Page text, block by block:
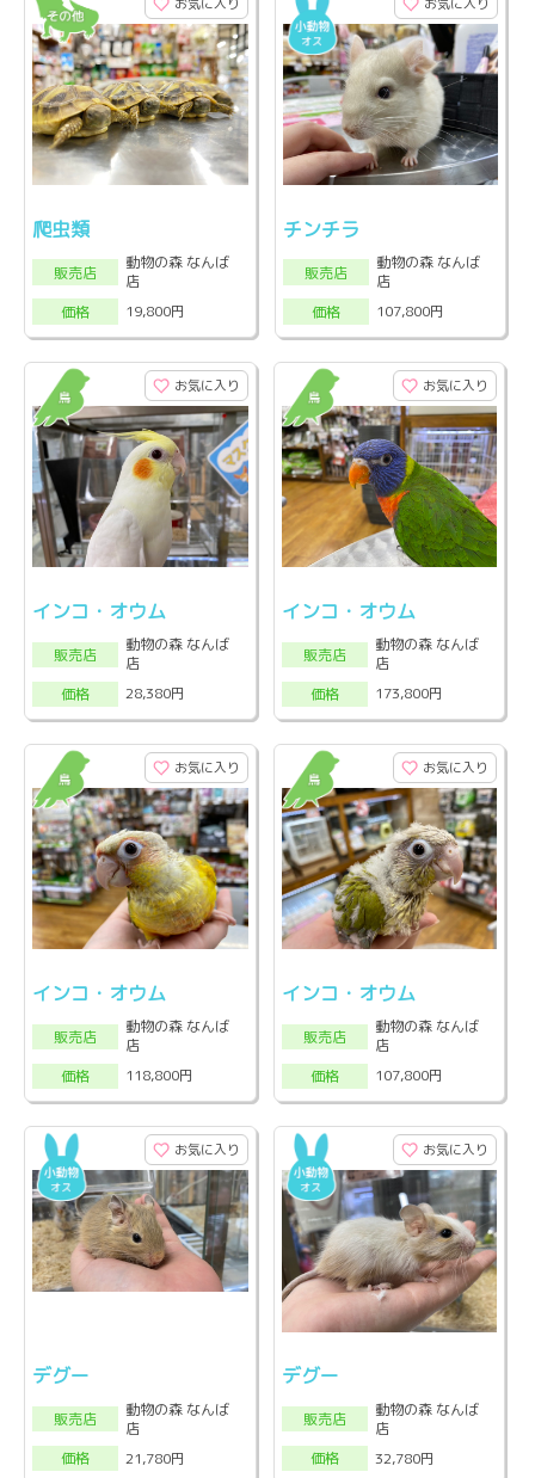
爬虫類
販売店
動物の森 なんば
店
価格
19,800円
チンチラ
販売店
動物の森 なんば
店
価格
107,800円
お気に入り
インコ・オウム
販売店
動物の森 なんば
店
価格
28,380円
お気に入り
インコ・オウム
販売店
動物の森 なんば
店
価格
173,800円
お気に入り
インコ・オウム
販売店
動物の森 なんば
店
価格
118,800円
お気に入り
インコ・オウム
販売店
動物の森 なんば
店
価格
107,800円
お気に入り
デグー
販売店
動物の森 なんば
店
価格
21,780円
お気に入り
デグー
販売店
動物の森 なんば
店
価格
32,780円